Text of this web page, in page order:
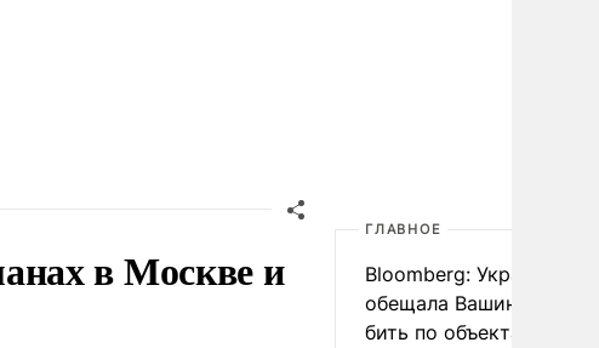
в Москве и
ГЛАВНОЕ
Bloomberg: Украина
обещала Вашингтону не
бить по объектам КТК в